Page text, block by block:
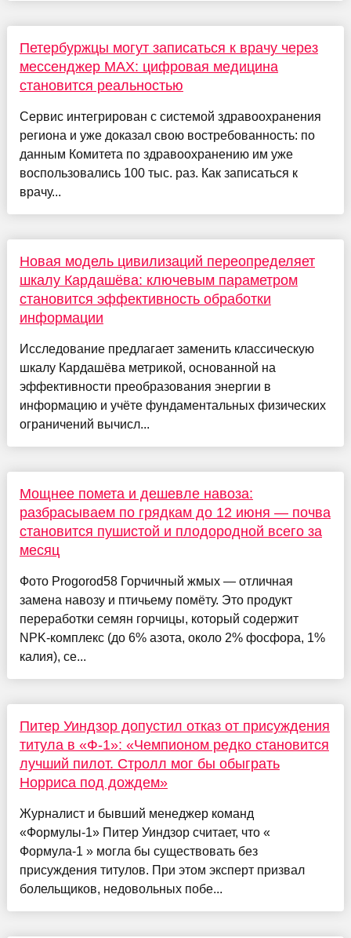
Петербуржцы могут записаться к врачу через
мессенджер MAX: цифровая медицина
становится реальностью
Сервис интегрирован с системой здравоохранения
региона и уже доказал свою востребованность: по
данным Комитета по здравоохранению им уже
воспользовались 100 тыс. раз. Как записаться к
врачу...
Новая модель цивилизаций переопределяет
шкалу Кардашёва: ключевым параметром
становится эффективность обработки
информации
Исследование предлагает заменить классическую
шкалу Кардашёва метрикой, основанной на
эффективности преобразования энергии в
информацию и учёте фундаментальных физических
ограничений вычисл...
Мощнее помета и дешевле навоза:
разбрасываем по грядкам до 12 июня — почва
становится пушистой и плодородной всего за
месяц
Фото Progorod58 Горчичный жмых — отличная
замена навозу и птичьему помёту. Это продукт
переработки семян горчицы, который содержит
NPK-комплекс (до 6% азота, около 2% фосфора, 1%
калия), се...
Питер Уиндзор допустил отказ от присуждения
титула в «Ф-1»: «Чемпионом редко становится
лучший пилот. Стролл мог бы обыграть
Норриса под дождем»
Журналист и бывший менеджер команд
«Формулы-1» Питер Уиндзор считает, что «
Формула-1 » могла бы существовать без
присуждения титулов. При этом эксперт призвал
болельщиков, недовольных побе...